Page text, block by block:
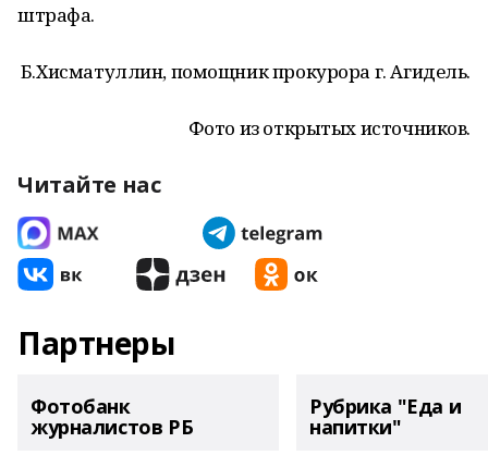
штрафа.
Б.Хисматуллин, помощник прокурора г. Агидель.
Фото из открытых источников.
Читайте нас
Партнеры
Фотобанк
журналистов РБ
Рубрика "Еда и
напитки"